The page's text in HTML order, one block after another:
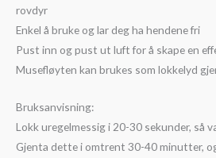
rovdyr
Enkel å bruke og lar deg ha hendene fri
Pust inn og pust ut luft for å skape en
Musefløyten kan brukes som lokkelyd
Bruksanvisning:
Lokk uregelmessig i 20-30 sekunder, så
Gjenta dette i omtrent 30-40 minutter,